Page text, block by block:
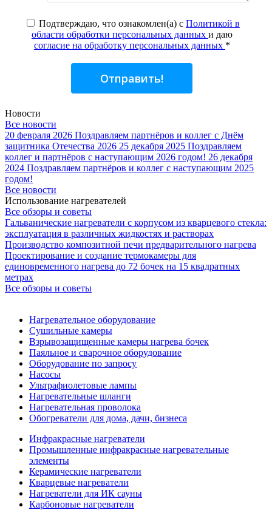
Подтверждаю, что ознакомлен(а) с Политикой в
области обработки персональных данных и даю
согласие на обработку персональных данных *
Отправить!
Новости
Все новости
20 февраля 2026 Поздравляем партнёров и коллег с Днём
защитника Отечества 2026 25 декабря 2025 Поздравляем
коллег и партнёров с наступающим 2026 годом! 26 декабря
2024 Поздравляем партнёров и коллег с наступающим 2025
годом!
Все новости
Использование нагревателей
Все обзоры и советы
Гальванические нагреватели с корпусом из кварцевого стекла:
эксплуатация в различных жидкостях и растворах
Производство композитной печи предварительного нагрева
Проектирование и создание термокамеры для
единовременного нагрева до 72 бочек на 15 квадратных
метрах
Все обзоры и советы
Нагревательное оборудование
Сушильные камеры
Взрывозащищенные камеры нагрева бочек
Паяльное и сварочное оборудование
Оборудование по запросу
Насосы
Ультрафиолетовые лампы
Нагревательные шланги
Нагревательная проволока
Обогреватели для дома, дачи, бизнеса
Инфракрасные нагреватели
Промышленные инфракрасные нагревательные
элементы
Керамические нагреватели
Кварцевые нагреватели
Нагреватели для ИК сауны
Карбоновые нагреватели